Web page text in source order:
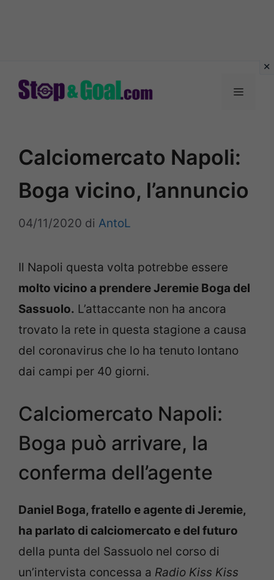
Menu
Calciomercato Napoli:
Boga vicino, l’annuncio
04/11/2020 di AntoL
Il Napoli questa volta potrebbe essere
molto vicino a prendere Jeremie Boga del
Sassuolo. L’attaccante non ha ancora
trovato la rete in questa stagione a causa
del coronavirus che lo ha tenuto lontano
dai campi per 40 giorni.
Calciomercato Napoli:
Boga può arrivare, la
conferma dell’agente
Daniel Boga, fratello e agente di Jeremie,
ha parlato di calciomercato e del futuro
della punta del Sassuolo nel corso di
un’intervista concessa a Radio Kiss Kiss